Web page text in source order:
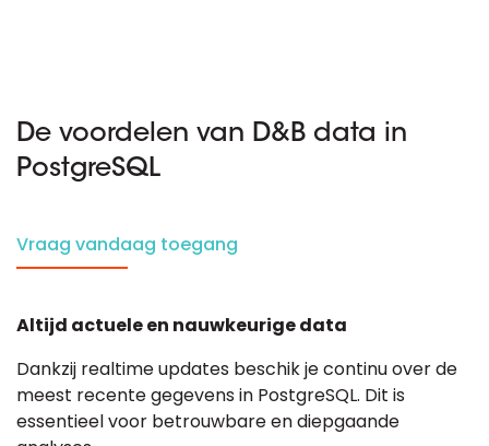
De voordelen van D&B data in
PostgreSQL
Vraag vandaag toegang
Altijd actuele en nauwkeurige data
Dankzij realtime updates beschik je continu over de
meest recente gegevens in PostgreSQL. Dit is
essentieel voor betrouwbare en diepgaande